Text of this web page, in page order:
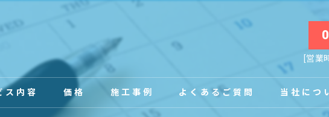
[営業
ス内容 価格 施工事例 よくあるご質問 当社につ